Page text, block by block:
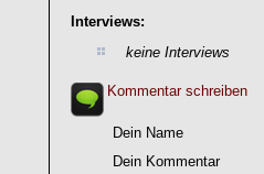
Interviews:
keine Interviews
Kommentar schreiben
Dein Name
Dein Kommentar